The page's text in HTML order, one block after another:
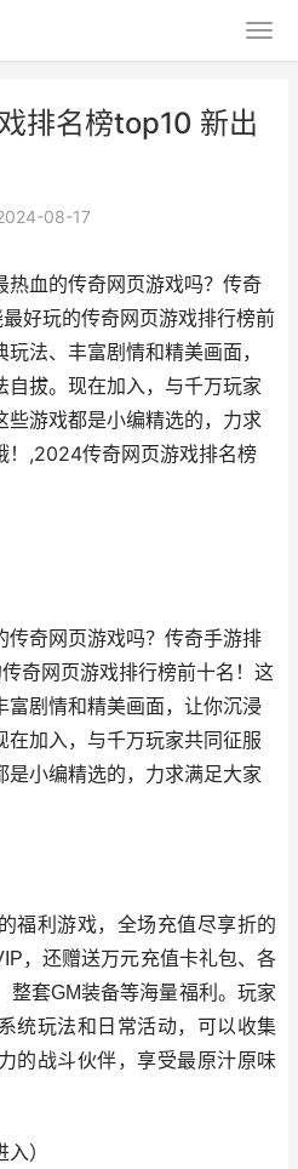
排名榜top10 新出
08-17
热血的传奇网页游戏吗？传奇
好玩的传奇网页游戏排行榜前
法、丰富剧情和精美画面，
拔。现在加入，与千万玩家
些游戏都是小编精选的，力求
！,2024传奇网页游戏排名榜
传奇网页游戏吗？传奇手游排
奇网页游戏排行榜前十名！这
富剧情和精美画面，让你沉浸
加入，与千万玩家共同征服
小编精选的，力求满足大家
福利游戏，全场充值尽享折的
，还赠送万元充值卡礼包、各
整套GM装备等海量福利。玩家
统玩法和日常活动，可以收集
的战斗伙伴，享受最原汁原味
入）